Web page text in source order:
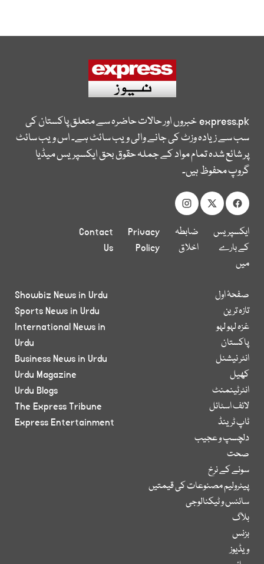
express.pkخبروں اور حالات حاضرہ سے متعلق پاکستان کی
سب سے زیادہ وزٹ کی جانے والی ویب سائٹ ہے۔ اس ویب سائٹ
پر شائع شدہ تمام مواد کے جملہ حقوق بحق ایکسپریس میڈیا
گروپ محفوظ ہیں۔
ایکسپریس
کے بارے
میں
ضابطہ
اخلاق
Privacy
Policy
Contact
Us
صفحۂ اول
تازہ ترین
غزہ لہو لہو
پاکستان
انٹر نیشنل
کھیل
انٹرٹینمنٹ
لائف اسٹائل
ٹاپ ٹرینڈ
دلچسپ و عجیب
صحت
سونے کے نرخ
پیٹرولیم مصنوعات کی قیمتیں
سائنس و ٹیکنالوجی
بلاگ
بزنس
ویڈیوز
Showbiz News in Urdu
Sports News in Urdu
International News in
Urdu
Business News in Urdu
Urdu Magazine
Urdu Blogs
The Express Tribune
Express Entertainment